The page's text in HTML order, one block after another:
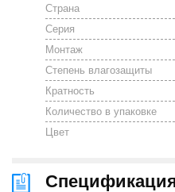
Страна
Серия
Монтаж
Степень влагозащиты
Кратность
Количество в упаковке
Цвет